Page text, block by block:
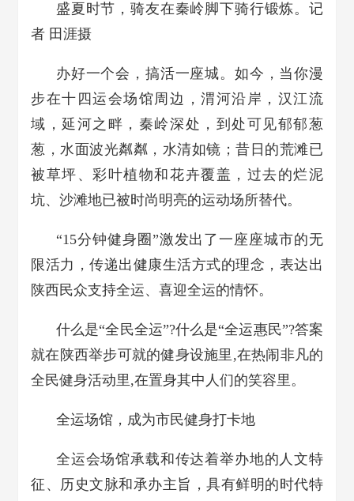
盛夏时节，骑友在秦岭脚下骑行锻炼。记
者 田涯摄
办好一个会，搞活一座城。如今，当你漫
步在十四运会场馆周边，渭河沿岸，汉江流
域，延河之畔，秦岭深处，到处可见郁郁葱
葱，水面波光粼粼，水清如镜；昔日的荒滩已
被草坪、彩叶植物和花卉覆盖，过去的烂泥
坑、沙滩地已被时尚明亮的运动场所替代。
“15分钟健身圈”激发出了一座座城市的无
限活力，传递出健康生活方式的理念，表达出
陕西民众支持全运、喜迎全运的情怀。
什么是“全民全运”?什么是“全运惠民”?答案
就在陕西举步可就的健身设施里,在热闹非凡的
全民健身活动里,在置身其中人们的笑容里。
全运场馆，成为市民健身打卡地
全运会场馆承载和传达着举办地的人文特
征、历史文脉和承办主旨，具有鲜明的时代特